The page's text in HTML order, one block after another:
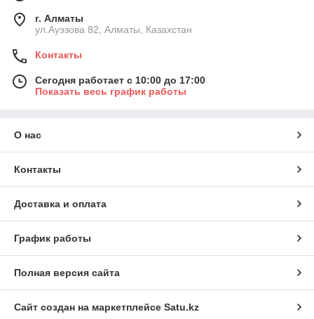
г. Алматы
ул.Ауэзова 82, Алматы, Казахстан
Контакты
Сегодня работает с 10:00 до 17:00
Показать весь график работы
О нас
Контакты
Доставка и оплата
График работы
Полная версия сайта
Сайт создан на маркетплейсе Satu.kz